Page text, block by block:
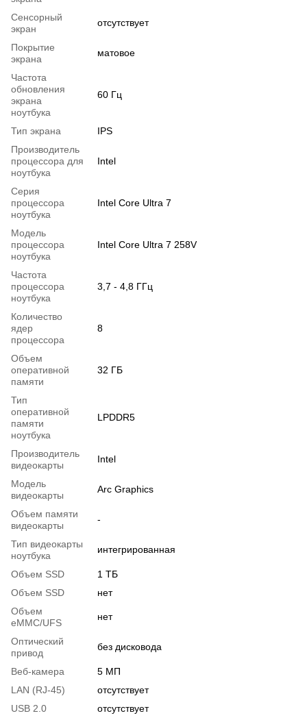
Сенсорный
экран
отсутствует
Покрытие
экрана
матовое
Частота
обновления
экрана
ноутбука
60 Гц
Тип экрана
IPS
Производитель
процессора для
ноутбука
Intel
Серия
процессора
ноутбука
Intel Core Ultra 7
Модель
процессора
ноутбука
Intel Core Ultra 7 258V
Частота
процессора
ноутбука
3,7 - 4,8 ГГц
Количество
ядер
процессора
8
Объем
оперативной
памяти
32 ГБ
Тип
оперативной
памяти
ноутбука
LPDDR5
Производитель
видеокарты
Intel
Модель
видеокарты
Arc Graphics
Объем памяти
видеокарты
-
Тип видеокарты
ноутбука
интегрированная
Объем SSD
1 ТБ
Объем SSD
нет
Объем
eMMC/UFS
нет
Оптический
привод
без дисковода
Веб-камера
5 МП
LAN (RJ-45)
отсутствует
USB 2.0
отсутствует